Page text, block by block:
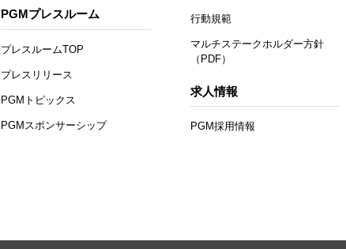
PGMプレスルーム
プレスルームTOP
プレスリリース
PGMトピックス
PGMスポンサーシップ
行動規範
マルチステークホルダー方針
（PDF）
求人情報
PGM採用情報